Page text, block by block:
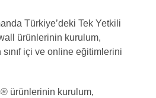
Türkiye’deki Tek Yetkili
ürünlerinin kurulum,
içi ve online eğitimlerini
ürünlerinin kurulum,